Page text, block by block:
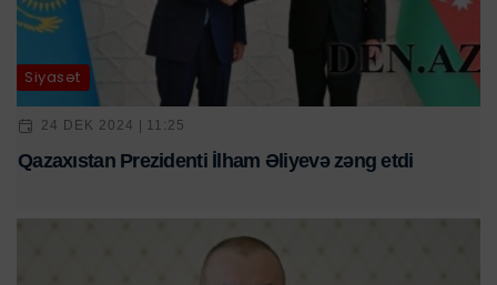
Siyasət
24 DEK 2024 | 11:25
Qazaxıstan Prezidenti İlham Əliyevə zəng etdi